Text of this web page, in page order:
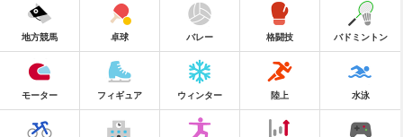
地方競馬 卓球 バレー 格闘技 バドミントン
モーター フィギュア ウィンター 陸上 水泳